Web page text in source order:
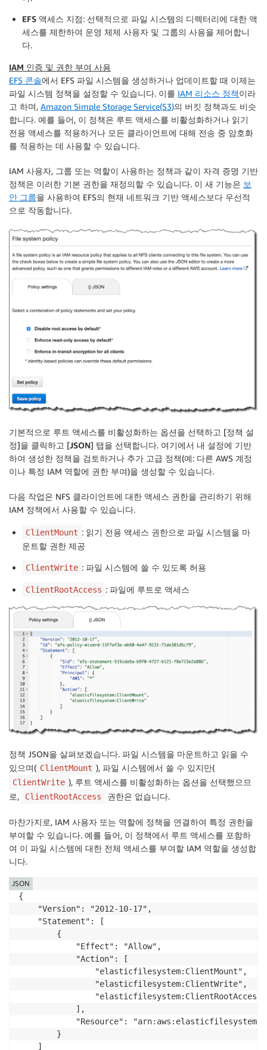
EFS 액세스 지점: 선택적으로 파일 시스템의 디렉터리에 대한 액
세스를 제한하여 운영 체제 사용자 및 그룹의 사용을 제어합니
다.
IAM 인증 및 권한 부여 사용
EFS 콘솔에서 EFS 파일 시스템을 생성하거나 업데이트할 때 이제는
파일 시스템 정책을 설정할 수 있습니다. 이를 IAM 리소스 정책이라
고 하며, Amazon Simple Storage Service(S3)의 버킷 정책과도 비슷
합니다. 예를 들어, 이 정책은 루트 액세스를 비활성화하거나 읽기
전용 액세스를 적용하거나 모든 클라이언트에 대해 전송 중 암호화
를 적용하는 데 사용할 수 있습니다.
IAM 사용자, 그룹 또는 역할이 사용하는 정책과 같이 자격 증명 기반
정책은 이러한 기본 권한을 재정의할 수 있습니다. 이 새 기능은 보
안 그룹을 사용하여 EFS의 현재 네트워크 기반 액세스보다 우선적
으로 작동합니다.
기본적으로 루트 액세스를 비활성화하는 옵션을 선택하고 [정책 설
정]을 클릭하고 [JSON] 탭을 선택합니다. 여기에서 내 설정에 기반
하여 생성한 정책을 검토하거나 추가 고급 정책(예: 다른 AWS 계정
이나 특정 IAM 역할에 권한 부여)을 생성할 수 있습니다.
다음 작업은 NFS 클라이언트에 대한 액세스 권한을 관리하기 위해
IAM 정책에서 사용할 수 있습니다.
ClientMount : 읽기 전용 액세스 권한으로 파일 시스템을 마
운트할 권한 제공
ClientWrite : 파일 시스템에 쓸 수 있도록 허용
ClientRootAccess : 파일에 루트로 액세스
정책 JSON을 살펴보겠습니다. 파일 시스템을 마운트하고 읽을 수
있으며( ClientMount ), 파일 시스템에서 쓸 수 있지만(
ClientWrite ), 루트 액세스를 비활성화하는 옵션을 선택했으므
로,
ClientRootAccess 권한은 없습니다.
마찬가지로, IAM 사용자 또는 역할에 정책을 연결하여 특정 권한을
부여할 수 있습니다. 예를 들어, 이 정책에서 루트 액세스를 포함하
여 이 파일 시스템에 대한 전체 액세스를 부여할 IAM 역할을 생성합
니다.
{
    "Version": "2012-10-17",
    "Statement": [
        {
            "Effect": "Allow",
            "Action": [
                "elasticfilesystem:ClientMount",
                "elasticfilesystem:ClientWrite",
                "elasticfilesystem:ClientRootAccess"
            ],
"Resource":
        }
    ]
JSON